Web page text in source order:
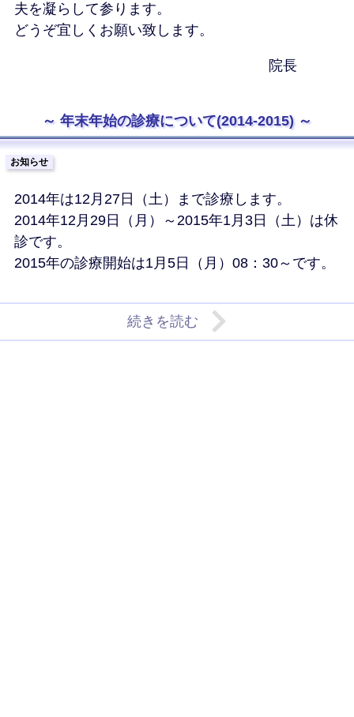
夫を凝らして参ります。
どうぞ宜しくお願い致します。
院長
年末年始の診療について(2014-2015)
お知らせ
2014年は12月27日（土）まで診療します。
2014年12月29日（月）～2015年1月3日（土）は休
診です。
2015年の診療開始は1月5日（月）08：30～です。
続きを読む